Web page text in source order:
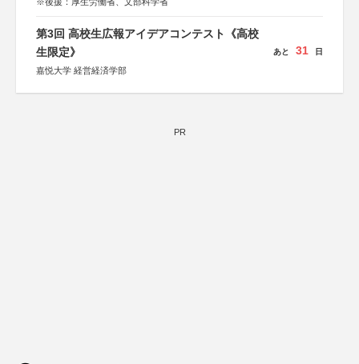
第3回 高校生広報アイデアコンテスト《高校
生限定》
嘉悦大学 経営経済学部
あと 31 日
PR